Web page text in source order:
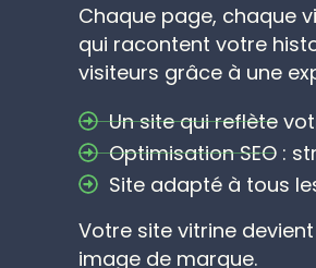
Chaque page, chaque
qui racontent votre
visiteurs grâce à une
Un site qui reflète
Optimisation SEO :
Site adapté à tous
Votre site vitrine
image de marque.